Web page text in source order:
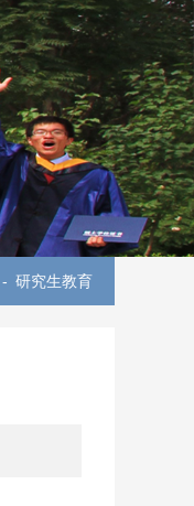
- 研究生教育